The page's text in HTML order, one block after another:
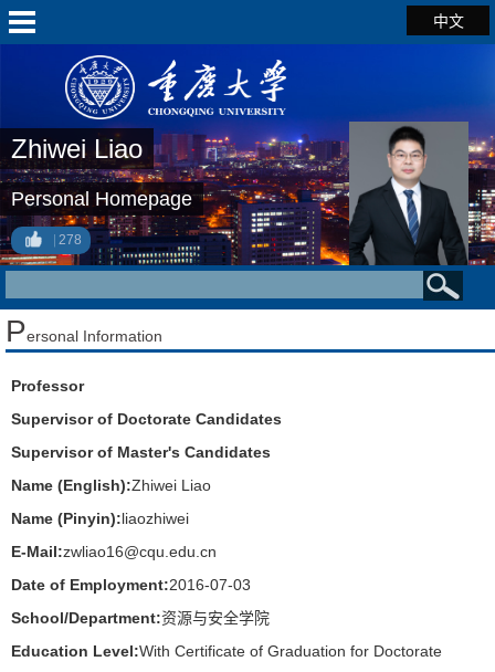
中文
Zhiwei Liao
Personal Homepage
278
Personal Information
Professor
Supervisor of Doctorate Candidates
Supervisor of Master's Candidates
Name (English):Zhiwei Liao
Name (Pinyin):liaozhiwei
E-Mail:zwliao16@cqu.edu.cn
Date of Employment:2016-07-03
School/Department:资源与安全学院
Education Level:With Certificate of Graduation for Doctorate